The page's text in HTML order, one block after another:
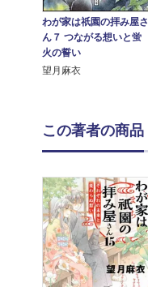
わが家は祇園の拝み屋さ
ん７ つながる想いと蛍
火の誓い
望月麻衣
この著者の商品